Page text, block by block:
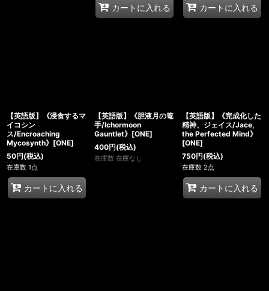
カートに入れる カートに入れる
【英語版】《浸食するマ
イコシン
ス/Encroaching
Mycosynth》[ONE]
50円(税込)
在庫数 1点
カートに入れる
【英語版】《胆液月の篭
手/Ichormoon
Gauntlet》[ONE]
400円(税込)
在庫数 在庫なし
【英語版】《完成化した
精神、ジェイス/Jace,
the Perfected Mind》
[ONE]
750円(税込)
在庫数 2点
カートに入れる